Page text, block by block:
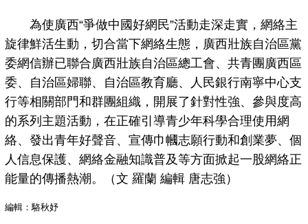
為使廣西“爭做中國好網民”活動走深走實，網絡主
旋律鮮活生動，切合當下網絡生態，廣西壯族自治區黨
委網信辦已聯合廣西壯族自治區總工會、共青團廣西區
委、自治區婦聯、自治區教育廳、人民銀行南寧中心支
行等相關部門和群團組織，開展了針對性強、參與度高
的系列主題活動，在正確引導青少年科學合理使用網
絡、發出青年好聲音、宣傳巾幗志願行動和創業夢、個
人信息保護、網絡金融知識普及等方面掀起一股網絡正
能量的傳播熱潮。（文 羅蘭 編輯 唐志強）
編輯：駱秋妤